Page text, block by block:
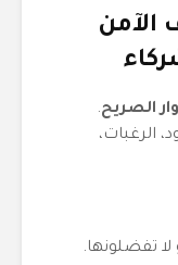
الآمن
الصريح.
الرغبات،
تفضلونها.